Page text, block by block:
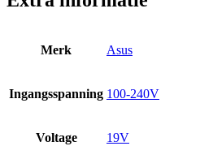
Merk Asus
Ingangsspanning 100-240V
Voltage 19V